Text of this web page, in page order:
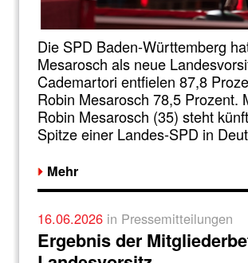
Die SPD Baden-Württemberg
Mesarosch als neue
Cademartori entfielen 87,8
Robin Mesarosch 78,5 Prozent.
Robin Mesarosch (35) steht
Spitze einer Landes-SPD in
Mehr
16.06.2026 in Pressemitteilungen
Ergebnis der